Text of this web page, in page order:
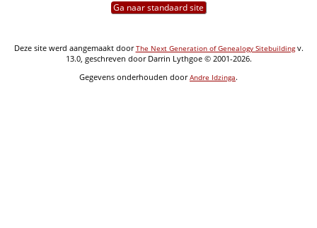
Ga naar standaard site
Deze site werd aangemaakt doorThe Next Generation of Genealogy Sitebuildingv.
13.0, geschreven door Darrin Lythgoe © 2001-2026.
Gegevens onderhouden doorAndre Idzinga.